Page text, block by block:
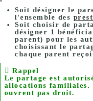
Soit désigner le
l'ensemble des
Soit choisir de
désigner 1
parent) pour les
choisissant le
chaque parent
Rappel
Le partage est
allocations familiales.
ouvrent pas droit.